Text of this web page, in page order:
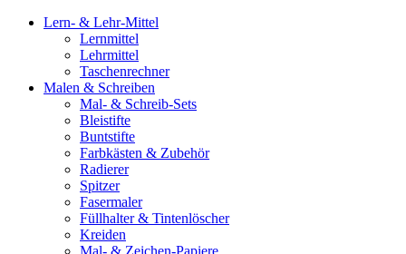
Lern- & Lehr-Mittel
Lernmittel
Lehrmittel
Taschenrechner
Malen & Schreiben
Mal- & Schreib-Sets
Bleistifte
Buntstifte
Farbkästen & Zubehör
Radierer
Spitzer
Fasermaler
Füllhalter & Tintenlöscher
Kreiden
Mal- & Zeichen-Papiere